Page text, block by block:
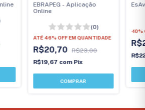
EBRAPEG - Aplicação
Online
(0)
ATÉ 46% OFFEM QUANTIDADE
R$20,70
R$23,00
R$19,67 com Pix
-10%